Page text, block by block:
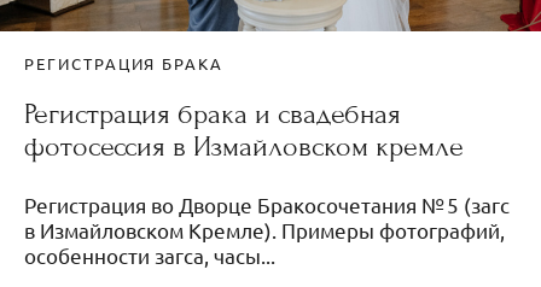
РЕГИСТРАЦИЯ БРАКА
Регистрация брака и свадебная
фотосессия в Измайловском кремле
Регистрация во Дворце Бракосочетания № 5 (загс
в Измайловском Кремле). Примеры фотографий,
особенности загса, часы...